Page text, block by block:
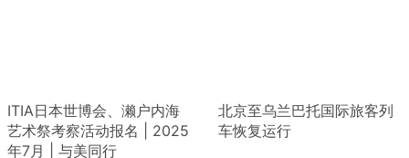
ITIA日本世博会、濑户内海
艺术祭考察活动报名 | 2025
年7月 | 与美同行
北京至乌兰巴托国际旅客列
车恢复运行